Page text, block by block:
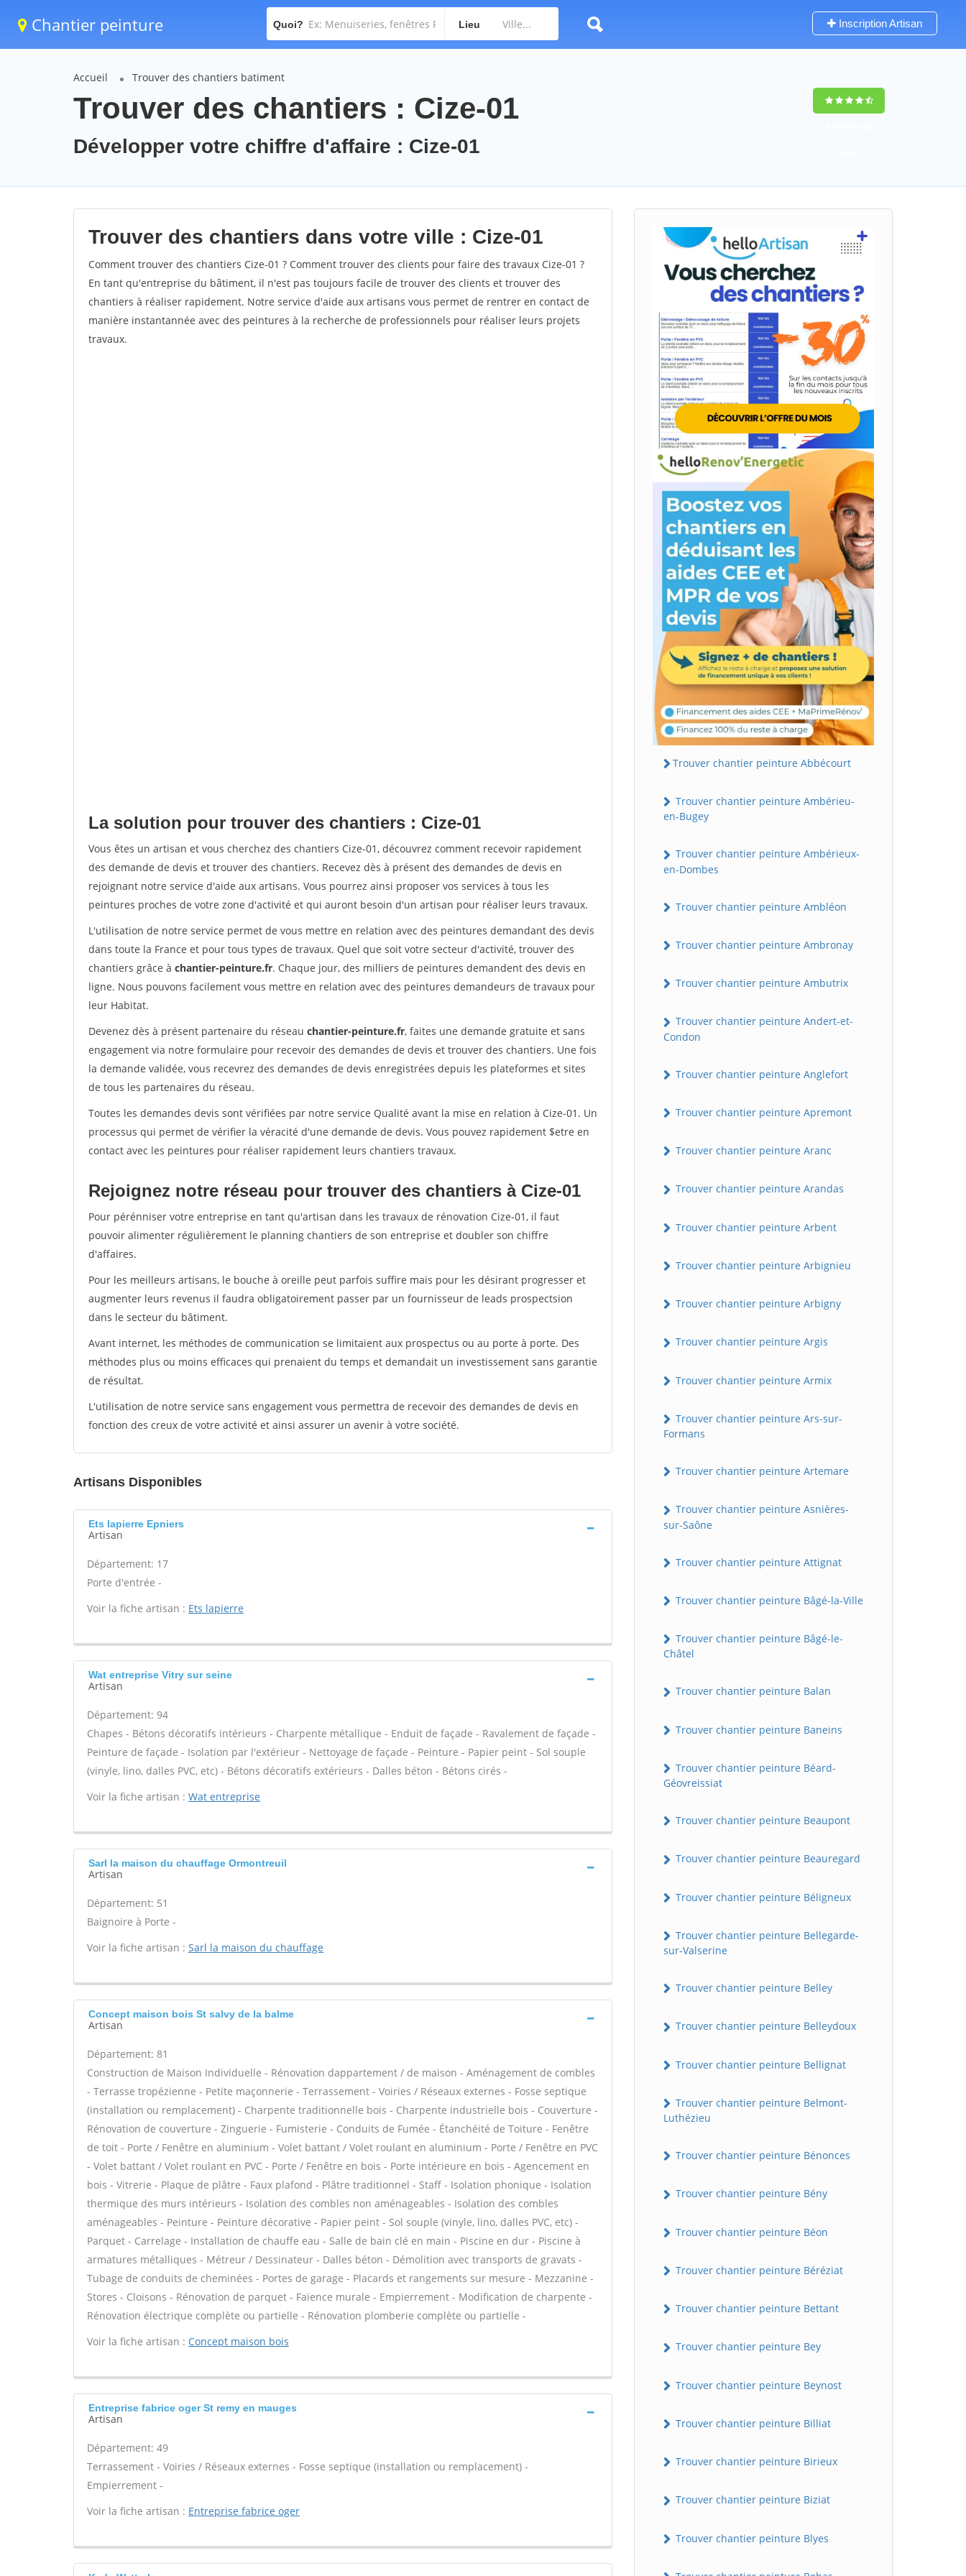
Chantier peinture Quoi? Lieu Inscription Artisan
Accueil Trouver des chantiers batiment
Trouver des chantiers : Cize-01
Développer votre chiffre d'affaire : Cize-01
Trouver des chantiers dans votre ville : Cize-01
Comment trouver des chantiers Cize-01 ? Comment trouver des clients pour faire des travaux Cize-01 ?
En tant qu'entreprise du bâtiment, il n'est pas toujours facile de trouver des clients et trouver des
chantiers à réaliser rapidement. Notre service d'aide aux artisans vous permet de rentrer en contact de
manière instantannée avec des peintures à la recherche de professionnels pour réaliser leurs projets
travaux.
La solution pour trouver des chantiers : Cize-01
Vous êtes un artisan et vous cherchez des chantiers Cize-01, découvrez comment recevoir rapidement
des demande de devis et trouver des chantiers. Recevez dès à présent des demandes de devis en
rejoignant notre service d'aide aux artisans. Vous pourrez ainsi proposer vos services à tous les
peintures proches de votre zone d'activité et qui auront besoin d'un artisan pour réaliser leurs travaux.
L'utilisation de notre service permet de vous mettre en relation avec des peintures demandant des devis
dans toute la France et pour tous types de travaux. Quel que soit votre secteur d'activité, trouver des
chantiers grâce à chantier-peinture.fr. Chaque jour, des milliers de peintures demandent des devis en
ligne. Nous pouvons facilement vous mettre en relation avec des peintures demandeurs de travaux pour
leur Habitat.
Devenez dès à présent partenaire du réseau chantier-peinture.fr, faites une demande gratuite et sans
engagement via notre formulaire pour recevoir des demandes de devis et trouver des chantiers. Une fois
la demande validée, vous recevrez des demandes de devis enregistrées depuis les plateformes et sites
de tous les partenaires du réseau.
Toutes les demandes devis sont vérifiées par notre service Qualité avant la mise en relation à Cize-01. Un
processus qui permet de vérifier la véracité d'une demande de devis. Vous pouvez rapidement $etre en
contact avec les peintures pour réaliser rapidement leurs chantiers travaux.
Rejoignez notre réseau pour trouver des chantiers à Cize-01
Pour pérénniser votre entreprise en tant qu'artisan dans les travaux de rénovation Cize-01, il faut
pouvoir alimenter régulièrement le planning chantiers de son entreprise et doubler son chiffre
d'affaires.
Pour les meilleurs artisans, le bouche à oreille peut parfois suffire mais pour les désirant progresser et
augmenter leurs revenus il faudra obligatoirement passer par un fournisseur de leads prospectsion
dans le secteur du bâtiment.
Avant internet, les méthodes de communication se limitaient aux prospectus ou au porte à porte. Des
méthodes plus ou moins efficaces qui prenaient du temps et demandait un investissement sans garantie
de résultat.
L'utilisation de notre service sans engagement vous permettra de recevoir des demandes de devis en
fonction des creux de votre activité et ainsi assurer un avenir à votre société.
Artisans Disponibles
Ets lapierre Epniers
Artisan
Département: 17
Porte d'entrée -
Voir la fiche artisan : Ets lapierre
Wat entreprise Vitry sur seine
Artisan
Département: 94
Chapes - Bétons décoratifs intérieurs - Charpente métallique - Enduit de façade - Ravalement de façade -
Peinture de façade - Isolation par l'extérieur - Nettoyage de façade - Peinture - Papier peint - Sol souple
(vinyle, lino, dalles PVC, etc) - Bétons décoratifs extérieurs - Dalles béton - Bétons cirés -
Voir la fiche artisan : Wat entreprise
Sarl la maison du chauffage Ormontreuil
Artisan
Département: 51
Baignoire à Porte -
Voir la fiche artisan : Sarl la maison du chauffage
Concept maison bois St salvy de la balme
Artisan
Département: 81
Construction de Maison Individuelle - Rénovation dappartement / de maison - Aménagement de combles
- Terrasse tropézienne - Petite maçonnerie - Terrassement - Voiries / Réseaux externes - Fosse septique
(installation ou remplacement) - Charpente traditionnelle bois - Charpente industrielle bois - Couverture -
Rénovation de couverture - Zinguerie - Fumisterie - Conduits de Fumée - Étanchéité de Toiture - Fenêtre
de toit - Porte / Fenêtre en aluminium - Volet battant / Volet roulant en aluminium - Porte / Fenêtre en PVC
- Volet battant / Volet roulant en PVC - Porte / Fenêtre en bois - Porte intérieure en bois - Agencement en
bois - Vitrerie - Plaque de plâtre - Faux plafond - Plâtre traditionnel - Staff - Isolation phonique - Isolation
thermique des murs intérieurs - Isolation des combles non aménageables - Isolation des combles
aménageables - Peinture - Peinture décorative - Papier peint - Sol souple (vinyle, lino, dalles PVC, etc) -
Parquet - Carrelage - Installation de chauffe eau - Salle de bain clé en main - Piscine en dur - Piscine à
armatures métalliques - Métreur / Dessinateur - Dalles béton - Démolition avec transports de gravats -
Tubage de conduits de cheminées - Portes de garage - Placards et rangements sur mesure - Mezzanine -
Stores - Cloisons - Rénovation de parquet - Faïence murale - Empierrement - Modification de charpente -
Rénovation électrique complète ou partielle - Rénovation plomberie complète ou partielle -
Voir la fiche artisan : Concept maison bois
Entreprise fabrice oger St remy en mauges
Artisan
Département: 49
Terrassement - Voiries / Réseaux externes - Fosse septique (installation ou remplacement) -
Empierrement -
Voir la fiche artisan : Entreprise fabrice oger
Trouver chantier peinture Abbécourt
Trouver chantier peinture Ambérieu-
en-Bugey
Trouver chantier peinture Ambérieux-
en-Dombes
Trouver chantier peinture Ambléon
Trouver chantier peinture Ambronay
Trouver chantier peinture Ambutrix
Trouver chantier peinture Andert-et-
Condon
Trouver chantier peinture Anglefort
Trouver chantier peinture Apremont
Trouver chantier peinture Aranc
Trouver chantier peinture Arandas
Trouver chantier peinture Arbent
Trouver chantier peinture Arbignieu
Trouver chantier peinture Arbigny
Trouver chantier peinture Argis
Trouver chantier peinture Armix
Trouver chantier peinture Ars-sur-
Formans
Trouver chantier peinture Artemare
Trouver chantier peinture Asnières-
sur-Saône
Trouver chantier peinture Attignat
Trouver chantier peinture Bâgé-la-Ville
Trouver chantier peinture Bâgé-le-
Châtel
Trouver chantier peinture Balan
Trouver chantier peinture Baneins
Trouver chantier peinture Béard-
Géovreissiat
Trouver chantier peinture Beaupont
Trouver chantier peinture Beauregard
Trouver chantier peinture Béligneux
Trouver chantier peinture Bellegarde-
sur-Valserine
Trouver chantier peinture Belley
Trouver chantier peinture Belleydoux
Trouver chantier peinture Bellignat
Trouver chantier peinture Belmont-
Luthézieu
Trouver chantier peinture Bénonces
Trouver chantier peinture Bény
Trouver chantier peinture Béon
Trouver chantier peinture Béréziat
Trouver chantier peinture Bettant
Trouver chantier peinture Bey
Trouver chantier peinture Beynost
Trouver chantier peinture Billiat
Trouver chantier peinture Birieux
Trouver chantier peinture Biziat
Trouver chantier peinture Blyes